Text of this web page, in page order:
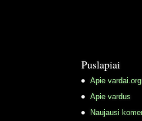
Puslapiai
Apie vardai.org
Apie vardus
Naujausi